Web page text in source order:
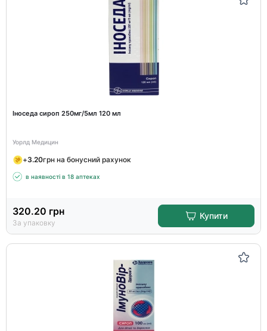
Іноседа сироп 250мг/5мл 120 мл
Уорлд Медицин
+3.20грн на бонусний рахунок
в наявності в 18 аптеках
320.20 грн
За упаковку
Купити